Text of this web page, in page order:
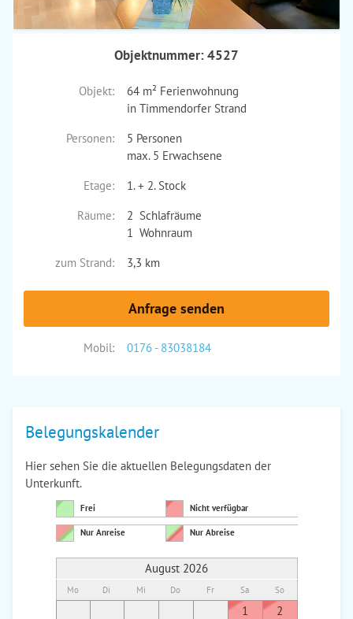
Objektnummer: 4527
Objekt:
64 m² Ferienwohnung
in Timmendorfer Strand
Personen:
5 Personen
max. 5 Erwachsene
Etage:
1. + 2. Stock
Räume:
2 Schlafräume
1 Wohnraum
zum Strand:
3,3 km
Anfrage senden
Mobil: 0176 - 83038184
Belegungskalender
Hier sehen Sie die aktuellen Belegungsdaten der
Unterkunft.
Frei Nicht verfügbar
Nur Anreise Nur Abreise
August 2026
Mo Di Mi Do Fr Sa So
1
2